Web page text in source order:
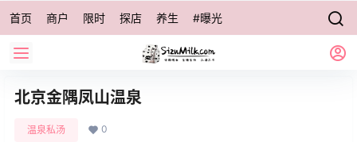
首页 商户 限时 探店 养生 #曝光
北京金隅凤山温泉
温泉私汤 0